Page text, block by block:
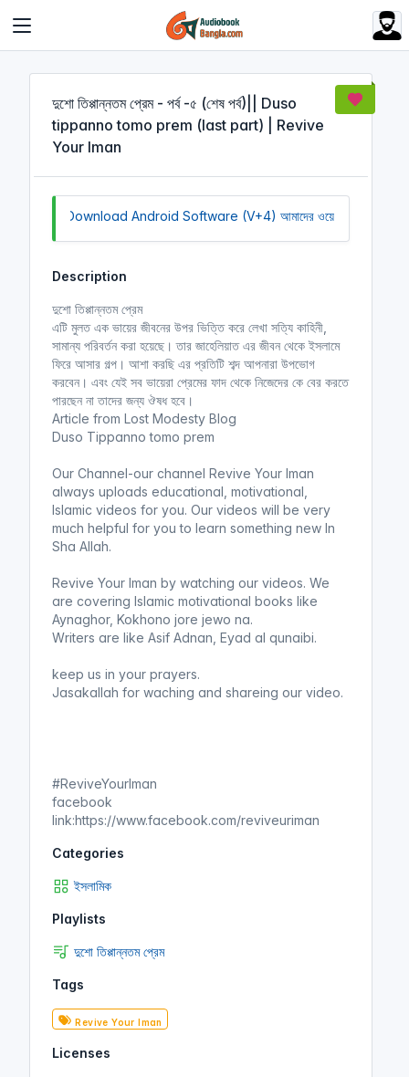
দুশো তিপ্পান্নতম প্রেম - পর্ব -৫ (শেষ পর্ব)|| Duso
tippanno tomo prem (last part) | Revive
Your Iman
Click to Download Android Software (V+4) আমাদের ওয়েবসাইট সচল
Description
দুশো তিপ্পান্নতম প্রেম
এটি মুলত এক ভায়ের জীবনের উপর ভিত্তি করে লেখা সত্যি কাহিনী,
সামান্য পরিবর্তন করা হয়েছে। তার জাহেলিয়াত এর জীবন থেকে ইসলামে
ফিরে আসার গল্প। আশা করছি এর প্রতিটি শব্দ আপনারা উপভোগ
করবেন। এবং যেই সব ভায়েরা প্রেমের ফাদ থেকে নিজেদের কে বের করতে
পারছেন না তাদের জন্য ঔষধ হবে।
Article from Lost Modesty Blog
Duso Tippanno tomo prem
Our Channel-our channel Revive Your Iman
always uploads educational, motivational,
Islamic videos for you. Our videos will be very
much helpful for you to learn something new In
Sha Allah.
Revive Your Iman by watching our videos. We
are covering Islamic motivational books like
Aynaghor, Kokhono jore jewo na.
Writers are like Asif Adnan, Eyad al qunaibi.
keep us in your prayers.
Jasakallah for waching and shareing our video.
#ReviveYourIman
facebook
link:https://www.facebook.com/reviveuriman
Categories
ইসলামিক
Playlists
দুশো তিপ্পান্নতম প্রেম
Tags
Revive Your Iman
Licenses